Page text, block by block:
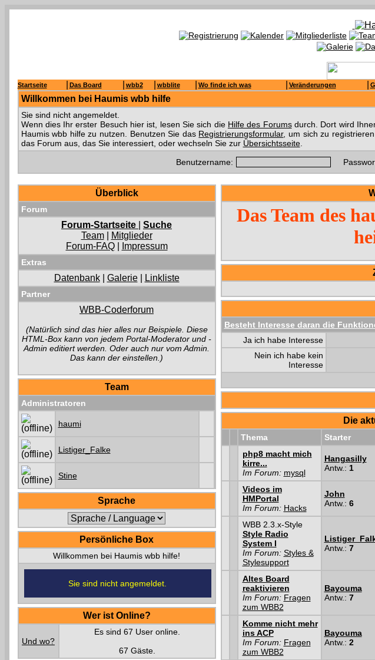
Startseite Das Board wbb2 wbblite Wo finde ich was Veränderungen
Willkommen bei Haumis wbb hilfe
Sie sind nicht angemeldet.
Wenn dies Ihr erster Besuch hier ist, lesen Sie sich die Hilfe des Forumsdurch. Dort wird
Haumis wbb hilfe zu nutzen. Benutzen Sie das Registrierungsformular, um sich zu
das Forum aus, das Sie interessiert, oder wechseln Sie zur Übersichtsseite.
Benutzername:
Überblick
Forum
Forum-Startseite
Suche
Team|
Mitglieder
Forum-FAQ| Impressum
Extras
Datenbank| Galerie| Linkliste
Partner
WBB-Coderforum
(Natürlich sind das hier alles nur Beispiele. Diese
HTML-Box kann von jedem Portal-Moderator und -
Admin editiert werden. Oder auch nur vom Admin.
Das kann der einstellen.)
Team
Administratoren
haumi
Listiger_Falke
Stine
Sprache
Persönliche Box
Willkommen bei Haumis wbb hilfe!
Sie sind nicht angemeldet.
Wer ist Online?
Und wo?
Es sind 67 User online.
67 Gäste.
Das Team des
Besteht Interesse daran die
Ja ich habe Interesse
Nein ich habe kein
Interesse
Die
Thema Starter
php8 macht mich
kirre...
Im Forum: mysql
Hangasilly
Antw.: 1
Videos im
HMPortal
Im Forum: Hacks
John
Antw.: 6
WBB 2.3.x-Style
Style Radio
System I
Im Forum: Styles &
Stylesupport
Antw.: 7
Altes Board
reaktivieren
Im Forum: Fragen
zum WBB2
Bayouma
Antw.: 7
Komme nicht mehr
ins ACP
Im Forum: Fragen
zum WBB2
Bayouma
Antw.: 2